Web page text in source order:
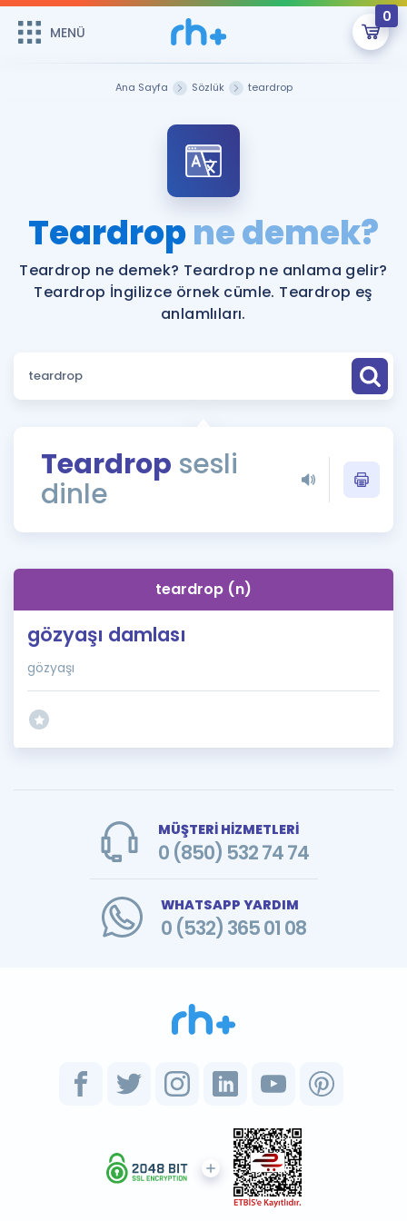
MENÜ
0
Şifremi Hatırlamıyorum
ÜYE DEĞİLİM
Sepetin Şu An Boş.
Remzi Hoca ile seni sınava hazırlayacak onlarca eğitim seni
bekliyor!
MENÜ
Katılımcı Görüşleri
Faydalı Araçlar
Sözlük
Rehberlik Aracı
ÖSYM Sınav Takvimi
İngilizce Gramer
Hakkımızda
Ana Sayfa Sözlük teardrop
Teardropne demek?
Teardrop ne demek? Teardrop ne anlama gelir?
Teardrop İngilizce örnek cümle. Teardrop eş
anlamlıları.
Teardrop sesli
dinle
teardrop (n)
gözyaşı damlası
gözyaşı
MÜŞTERİ HİZMETLERİ
0 (850) 532 74 74
WHATSAPP YARDIM
0 (532) 365 01 08